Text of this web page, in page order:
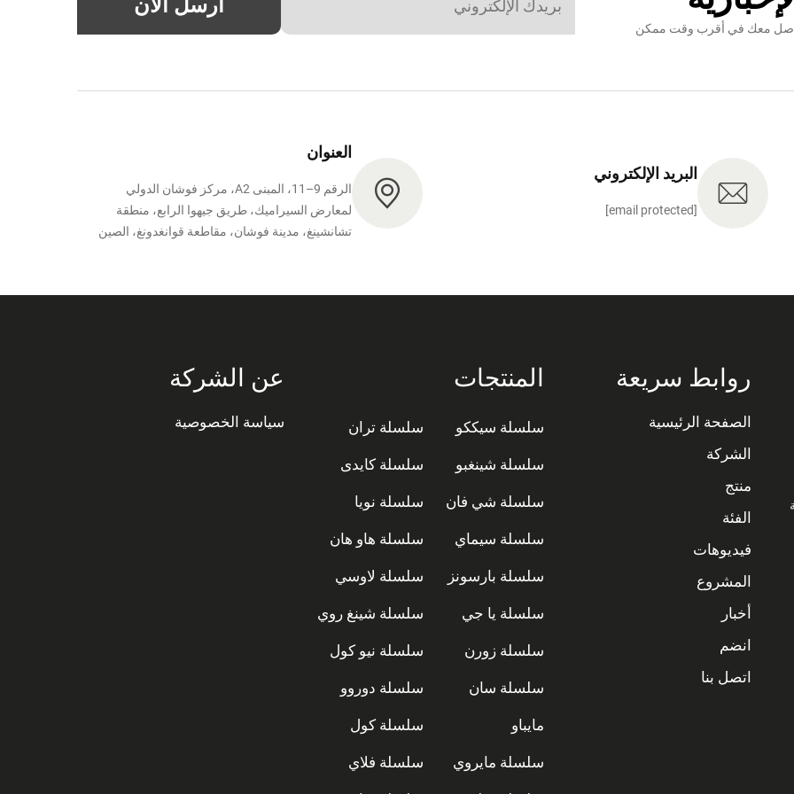
معك في أقرب وقت ممكن
أرسل الآن
البريد الإلكتروني
[email protected]
العنوان
الرقم 9–11، المبنى A2، مركز فوشان الدولي
لمعارض السيراميك، طريق جيهوا الرابع، منطقة
تشانشينغ، مدينة فوشان، مقاطعة قوانغدونغ، الصين
روابط سريعة
الصفحة الرئيسية
الشركة
منتج
الفئة
فيديوهات
المشروع
أخبار
انضم
اتصل بنا
المنتجات
سلسلة سيككو سلسلة تران
سلسلة شينغبو سلسلة كايدى
سلسلة شي فان سلسلة نويا
سلسلة سيماي سلسلة هاو هان
سلسلة بارسونز سلسلة لاوسي
سلسلة يا جي سلسلة شينغ روي
سلسلة زورن سلسلة نيو كول
سلسلة سان سلسلة دوروو
مايباو سلسلة كول
سلسلة مايروي سلسلة فلاي
عن الشركة
سياسة الخصوصية